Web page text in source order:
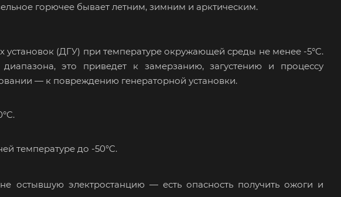
горючее бывает летним, зимним и арктическим.
установок (ДГУ) при температуре окружающей среды не менее -5°C.
это приведет к замерзанию, загустению и процессу
— к повреждению генераторной установки.
температуре до -50°C.
остывшую электростанцию — есть опасность получить ожоги и